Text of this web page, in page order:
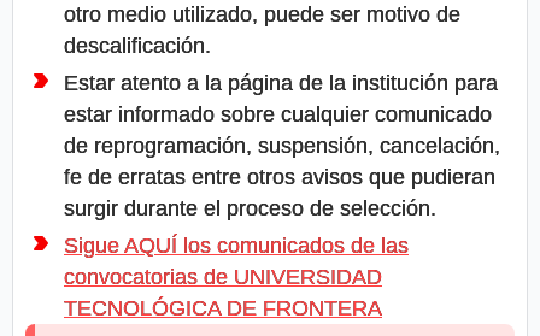
otro medio utilizado, puede ser motivo de
descalificación.
Estar atento a la página de la institución para
estar informado sobre cualquier comunicado
de reprogramación, suspensión, cancelación,
fe de erratas entre otros avisos que pudieran
surgir durante el proceso de selección.
Sigue AQUÍ los comunicados de las
convocatorias de UNIVERSIDAD
TECNOLÓGICA DE FRONTERA